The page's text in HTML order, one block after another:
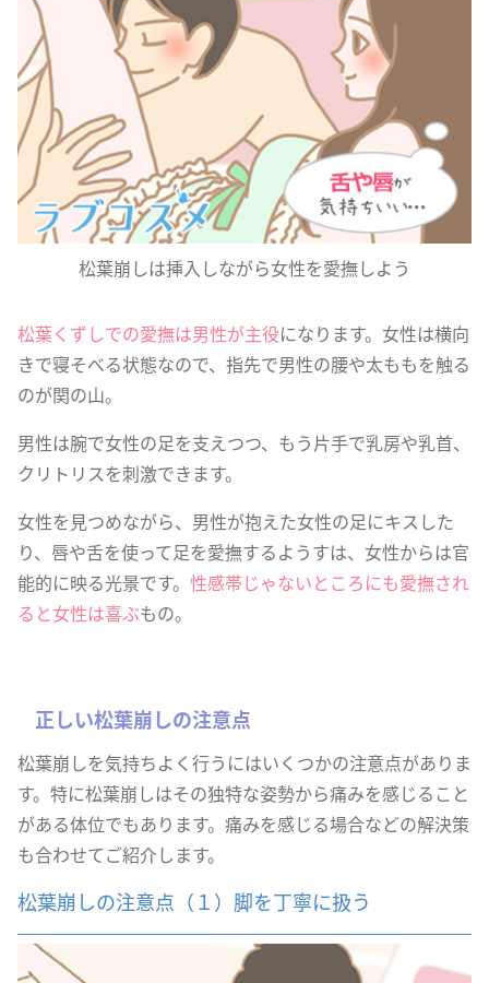
松葉崩しは挿入しながら女性を愛撫しよう
松葉くずしでの愛撫は男性が主役になります。女性は横向
きで寝そべる状態なので、指先で男性の腰や太ももを触る
のが関の山。
男性は腕で女性の足を支えつつ、もう片手で乳房や乳首、
クリトリスを刺激できます。
女性を見つめながら、男性が抱えた女性の足にキスした
り、唇や舌を使って足を愛撫するようすは、女性からは官
能的に映る光景です。 性感帯じゃないところにも愛撫され
ると女性は喜ぶもの。
正しい松葉崩しの注意点
松葉崩しを気持ちよく行うにはいくつかの注意点がありま
す。特に松葉崩しはその独特な姿勢から痛みを感じること
がある体位でもあります。痛みを感じる場合などの解決策
も合わせてご紹介します。
松葉崩しの注意点（１）脚を丁寧に扱う